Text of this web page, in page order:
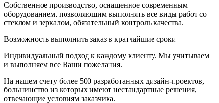
Собственное производство, оснащенное современным
оборудованием, позволяющим выполнять все виды работ со
стеклом и зеркалом, обязательный контроль качества.
Возможность выполнить заказ в кратчайшие сроки
Индивидуальный подход к каждому клиенту. Мы учитываем
и выполняем все Ваши пожелания.
На нашем счету более 500 разработанных дизайн-проектов,
большинство из которых имеют нестандартные решения,
отвечающие условиям заказчика.